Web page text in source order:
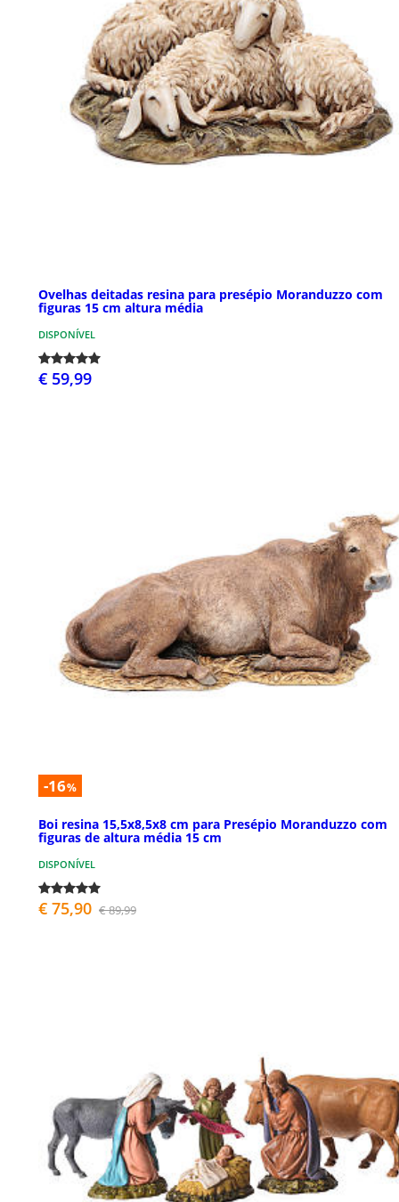
Ovelhas deitadas resina para presépio Moranduzzo com
figuras 15 cm altura média
DISPONÍVEL
€ 59,99
-16%
Boi resina 15,5x8,5x8 cm para Presépio Moranduzzo com
figuras de altura média 15 cm
DISPONÍVEL
€ 75,90 € 89,99